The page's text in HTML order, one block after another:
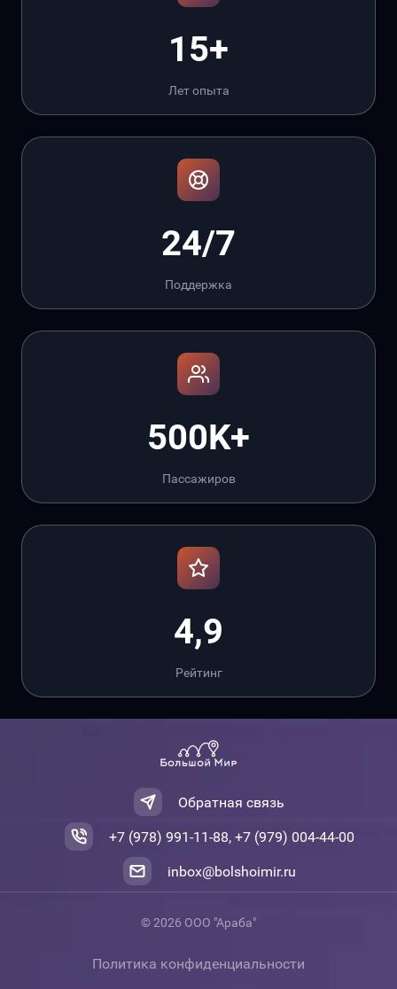
15+
Лет опыта
24/7
Поддержка
500K+
Пассажиров
4,9
Рейтинг
Обратная связь
+7 (978) 991-11-88, +7 (979) 004-44-00
inbox@bolshoimir.ru
© 2026 ООО "Араба"
Политика конфиденциальности